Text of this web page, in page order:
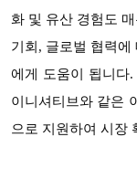
화 및 유산 경험도
기회, 글로벌 협력
에게 도움이 됩니다
이니셔티브와 같은
으로 지원하여 시장